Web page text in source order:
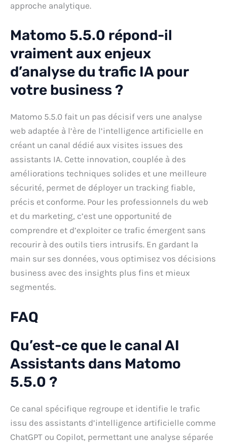
approche analytique.
Matomo 5.5.0 répond-il
vraiment aux enjeux
d’analyse du trafic IA pour
votre business ?
Matomo 5.5.0 fait un pas décisif vers une analyse
web adaptée à l’ère de l’intelligence artificielle en
créant un canal dédié aux visites issues des
assistants IA. Cette innovation, couplée à des
améliorations techniques solides et une meilleure
sécurité, permet de déployer un tracking fiable,
précis et conforme. Pour les professionnels du web
et du marketing, c’est une opportunité de
comprendre et d’exploiter ce trafic émergent sans
recourir à des outils tiers intrusifs. En gardant la
main sur ses données, vous optimisez vos décisions
business avec des insights plus fins et mieux
segmentés.
FAQ
Qu’est-ce que le canal AI
Assistants dans Matomo
5.5.0 ?
Ce canal spécifique regroupe et identifie le trafic
issu des assistants d’intelligence artificielle comme
ChatGPT ou Copilot, permettant une analyse séparée